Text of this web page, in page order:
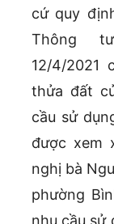
cứ quy
Thông tư
12/4/2021
thửa đất
cầu sử
được xem
nghị bà
phường
nhu cầu sử